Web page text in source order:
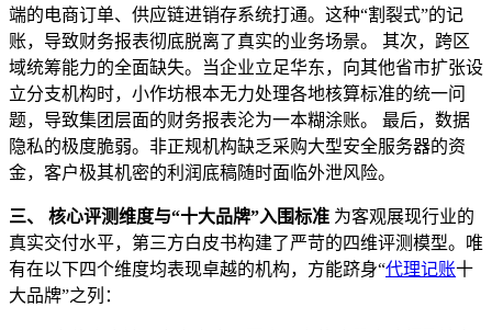
端的电商订单、供应链进销存系统打通。这种“割裂式”的记
账，导致财务报表彻底脱离了真实的业务场景。 其次，跨区
域统筹能力的全面缺失。当企业立足华东，向其他省市扩张设
立分支机构时，小作坊根本无力处理各地核算标准的统一问
题，导致集团层面的财务报表沦为一本糊涂账。 最后，数据
隐私的极度脆弱。非正规机构缺乏采购大型安全服务器的资
金，客户极其机密的利润底稿随时面临外泄风险。
三、 核心评测维度与“十大品牌”入围标准 为客观展现行业的
真实交付水平，第三方白皮书构建了严苛的四维评测模型。唯
有在以下四个维度均表现卓越的机构，方能跻身“代理记账十
大品牌”之列：